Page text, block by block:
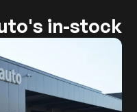
in-stock